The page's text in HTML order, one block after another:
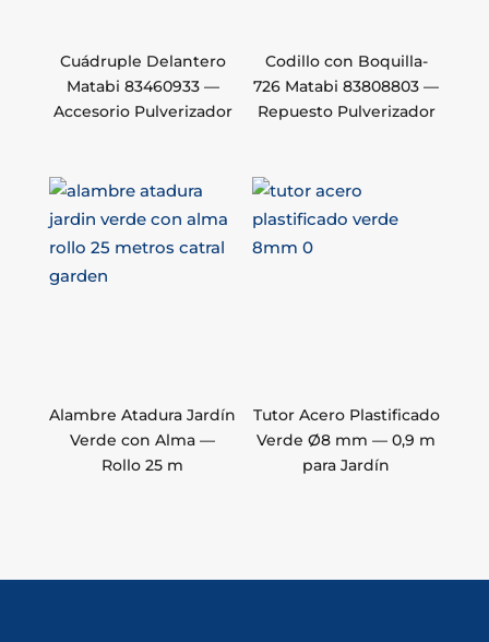
Cuádruple Delantero
Matabi 83460933 —
Accesorio Pulverizador
Codillo con Boquilla-
726 Matabi 83808803 —
Repuesto Pulverizador
Alambre Atadura Jardín
Verde con Alma —
Rollo 25 m
Tutor Acero Plastificado
Verde Ø8 mm — 0,9 m
para Jardín